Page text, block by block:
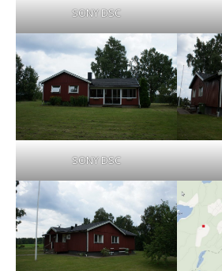
SONY DSC
SONY DSC